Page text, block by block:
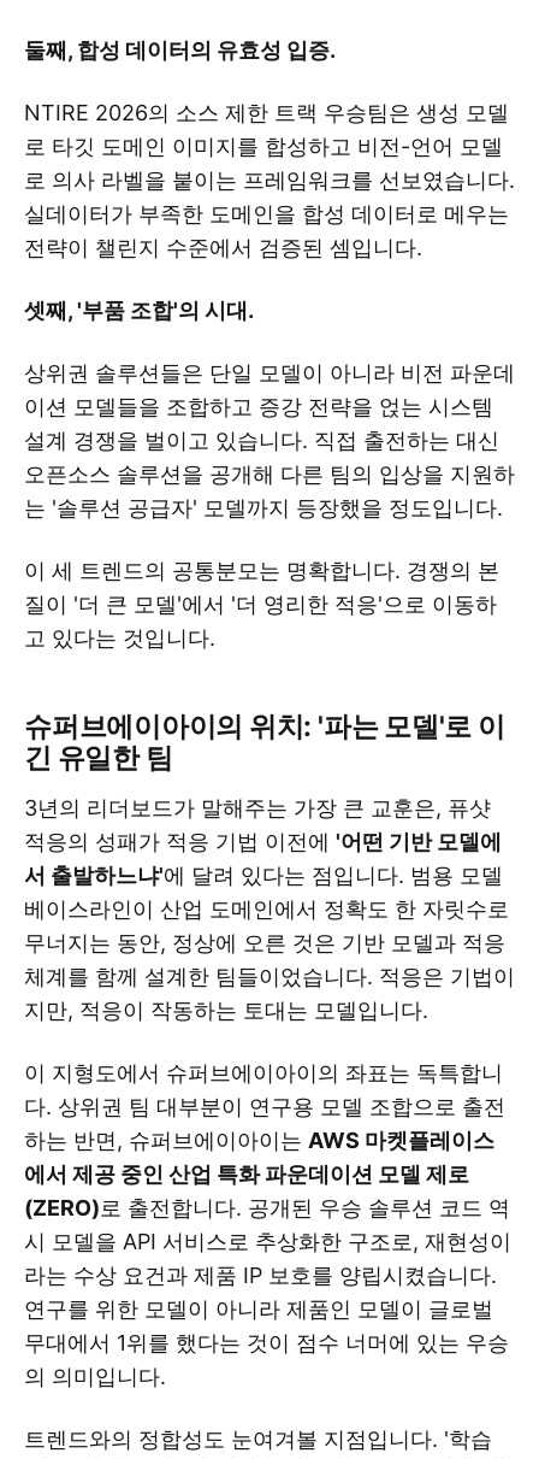
둘째, 합성 데이터의 유효성 입증.
NTIRE 2026의 소스 제한 트랙 우승팀은 생성 모델
로 타깃 도메인 이미지를 합성하고 비전-언어 모델
로 의사 라벨을 붙이는 프레임워크를 선보였습니다.
실데이터가 부족한 도메인을 합성 데이터로 메우는
전략이 챌린지 수준에서 검증된 셈입니다.
셋째, '부품 조합'의 시대.
상위권 솔루션들은 단일 모델이 아니라 비전 파운데
이션 모델들을 조합하고 증강 전략을 얹는 시스템
설계 경쟁을 벌이고 있습니다. 직접 출전하는 대신
오픈소스 솔루션을 공개해 다른 팀의 입상을 지원하
는 '솔루션 공급자' 모델까지 등장했을 정도입니다.
이 세 트렌드의 공통분모는 명확합니다. 경쟁의 본
질이 '더 큰 모델'에서 '더 영리한 적응'으로 이동하
고 있다는 것입니다.
슈퍼브에이아이의 위치: '파는 모델'로 이
긴 유일한 팀
3년의 리더보드가 말해주는 가장 큰 교훈은, 퓨샷
적응의 성패가 적응 기법 이전에 '어떤 기반 모델에
서 출발하느냐'에 달려 있다는 점입니다. 범용 모델
베이스라인이 산업 도메인에서 정확도 한 자릿수로
무너지는 동안, 정상에 오른 것은 기반 모델과 적응
체계를 함께 설계한 팀들이었습니다. 적응은 기법이
지만, 적응이 작동하는 토대는 모델입니다.
이 지형도에서 슈퍼브에이아이의 좌표는 독특합니
다. 상위권 팀 대부분이 연구용 모델 조합으로 출전
하는 반면, 슈퍼브에이아이는 AWS 마켓플레이스
에서 제공 중인 산업 특화 파운데이션 모델 제로
(ZERO)로 출전합니다. 공개된 우승 솔루션 코드 역
시 모델을 API 서비스로 추상화한 구조로, 재현성이
라는 수상 요건과 제품 IP 보호를 양립시켰습니다.
연구를 위한 모델이 아니라 제품인 모델이 글로벌
무대에서 1위를 했다는 것이 점수 너머에 있는 우승
의 의미입니다.
트렌드와의 정합성도 눈여겨볼 지점입니다. '학습